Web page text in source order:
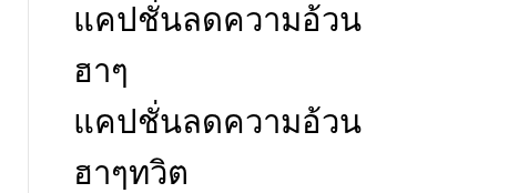
แคปชั่นลดความอ้วน
ฮาๆ
แคปชั่นลดความอ้วน
ฮาๆทวิต